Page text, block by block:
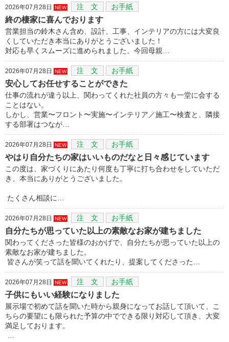
2026年07月28日 NEW 注 文 お手紙
終の棲家に喜んでおります
営業担当の鈴木さん含め、設計、工事、インテリアの方には大変良
くしていただき本当にありがとうございました！
対応も早くスムーズに進められました。今回母親…
2026年07月28日 NEW 注 文 お手紙
安心してお任せすることができた
仕事の流れが違う以上、関わってくれた社員の方々も一堂に会する
ことはない。
しかし、営業〜フロント〜実施〜インテリア／施工〜検査と、隣接
する部署はつなが…
2026年07月28日 NEW 注 文 お手紙
やはり自分たちの家はいいものだなと日々感じています
この度は、家づくりにあたり何度も丁寧に打ち合わせをしていただ
き、本当にありがとうございました。
たくさん相談に…
2026年07月28日 NEW 注 文 お手紙
自分たちが思っていた以上の素敵なお家が建ちました
関わってくださった皆様のおかげで、自分たちが思っていた以上の
素敵なお家が建ちました。
皆さんが笑って話を聞いてくれたり、提案してくださった…
2026年07月28日 NEW 注 文 お手紙
子供にもいい経験になりました
展示場で初めて話を聞いた時から親身になってお話して頂いて、こ
ちらの要望にも限られた予算の中でできる限り対応して頂き、大変
満足しております。